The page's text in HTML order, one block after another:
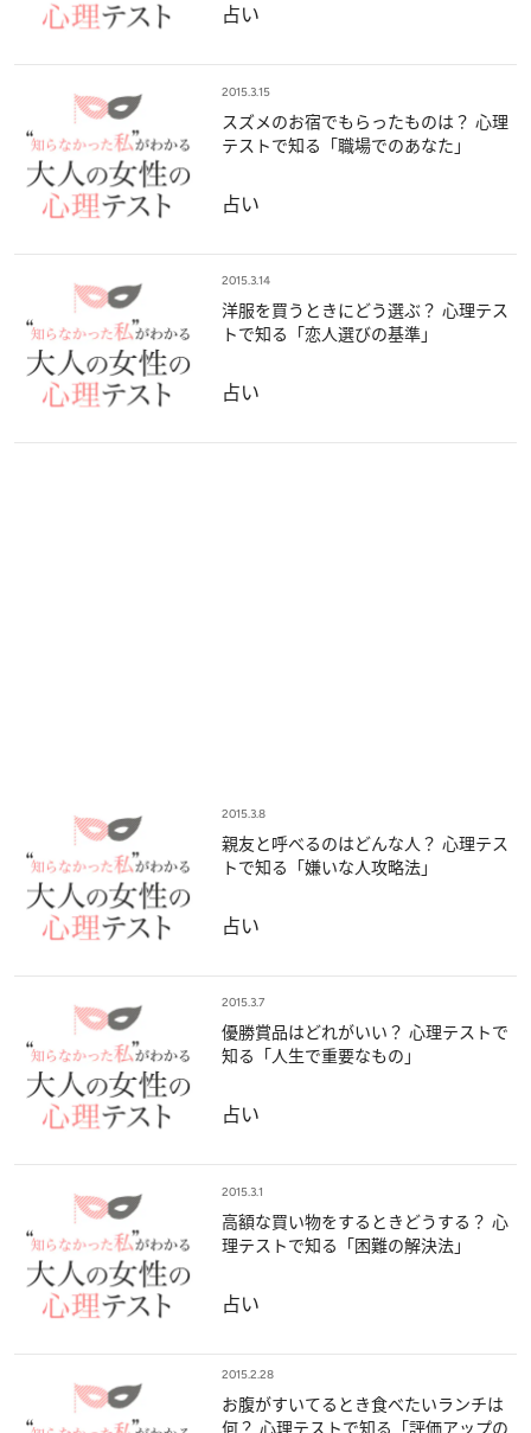
占い
2015.3.15
スズメのお宿でもらったものは？ 心理
テストで知る「職場でのあなた」
占い
2015.3.14
洋服を買うときにどう選ぶ？ 心理テス
トで知る「恋人選びの基準」
占い
2015.3.8
親友と呼べるのはどんな人？ 心理テス
トで知る「嫌いな人攻略法」
占い
2015.3.7
優勝賞品はどれがいい？ 心理テストで
知る「人生で重要なもの」
占い
2015.3.1
高額な買い物をするときどうする？ 心
理テストで知る「困難の解決法」
占い
2015.2.28
お腹がすいてるとき食べたいランチは
何？ 心理テストで知る「評価アップの